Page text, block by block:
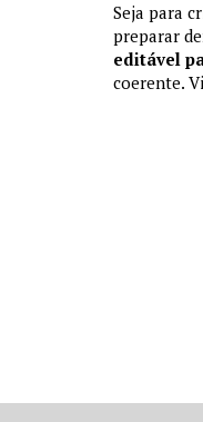
Seja para
preparar
editável
coerente.